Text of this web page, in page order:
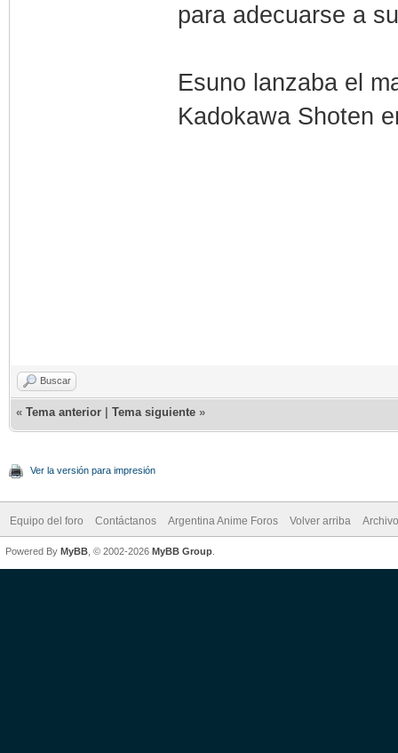
para adecuarse a
Esuno lanzaba el
Kadokawa Shoten
Buscar
« Tema anterior Tema siguiente »
Ver la versión para impresión
Equipo del foro Contáctanos Argentina Anime Foros Volver arriba
Powered By MyBB , © 2002-2026 MyBB Group